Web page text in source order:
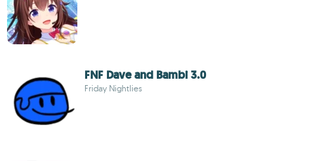
FNF Dave and Bambi 3.0
Friday Nightlies